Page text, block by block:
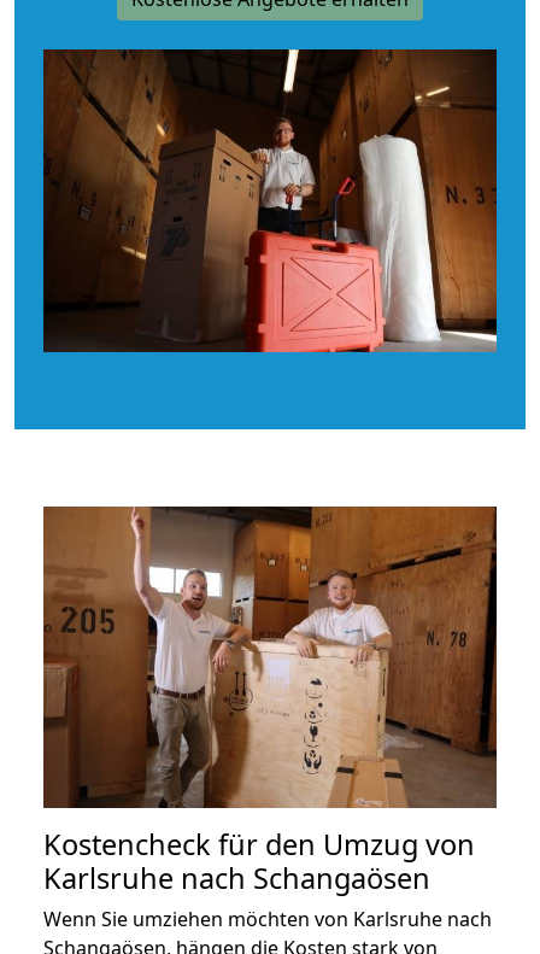
Kostencheck für den Umzug von
Karlsruhe nach Schangaösen
Wenn Sie umziehen möchten von Karlsruhe nach
Schangaösen, hängen die Kosten stark von